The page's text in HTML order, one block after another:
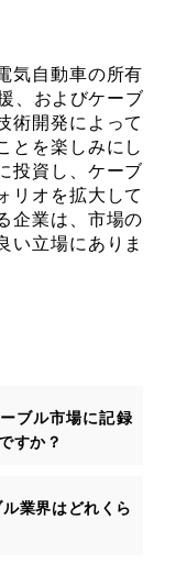
気自動車の所有
、およびケーブ
術開発によって
とを楽しみにし
投資し、ケーブ
リオを拡大して
企業は、市場の
い立場にありま
ブル市場に記録
すか？
業界はどれくら